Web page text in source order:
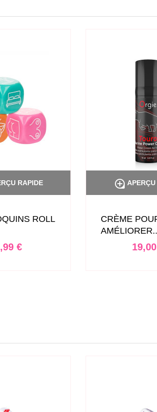
RAPIDE
ROLL
€

CRÈME
Prix